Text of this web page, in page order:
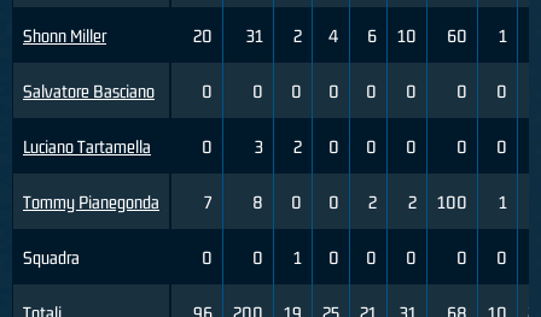
Shonn Miller
Salvatore Basciano
Luciano Tartamella
Tommy Pianegonda
Squadra
20 31 2 4 6 10 60 1
0 0 0 0 0 0 0 0
0 3 2 0 0 0 0 0
7 8 0 0 2 2 100 1
0 0 1 0 0 0 0 0